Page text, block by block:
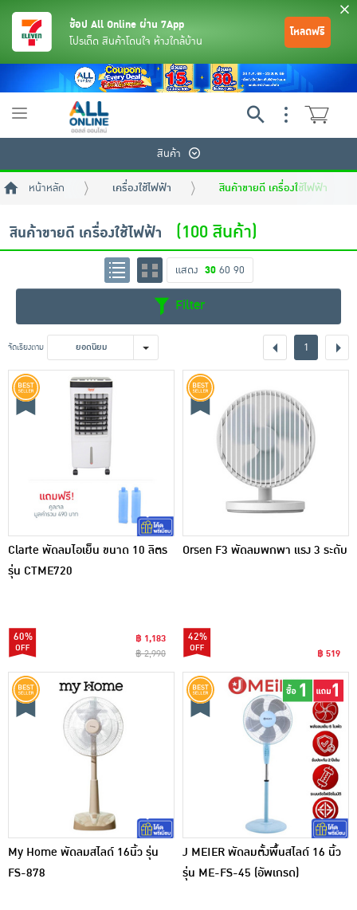
เครื่องดื่มและผงชงดื่ม
เครื่องปรุงรสและของแห้ง
ขนมขบเคี้ยว และช็อคโกแลต
อาหารสด ผัก ผลไม้และเบเกอรี่
พระเครื่อง test pop
ช้อป All Online ผ่าน 7App
โปรเด็ด สินค้าโดนใจ ห้างใกล้บ้าน
โหลดฟรี
Toggle
สินค้า
หน้าหลัก เครื่องใช้ไฟฟ้า สินค้าขายดี เครื่องใช้ไฟฟ้า
สินค้าขายดี เครื่องใช้ไฟฟ้า (100 สินค้า)
แสดง 30 60 90
Filter
จัดเรียงตาม ยอดนิยม 1
Clarte พัดลมไอเย็น ขนาด 10 ลิตร
รุ่น CTME720
60%
฿ 1,183
฿ 2,990
Orsen F3 พัดลมพกพา แรง 3 ระดับ
42%
฿ 519
My Home พัดลมสไลด์ 16นิ้ว รุ่น
FS-878
J MEIER พัดลมตั้งพื้นสไลด์ 16 นิ้ว
รุ่น ME-FS-45 (อัพเกรด)